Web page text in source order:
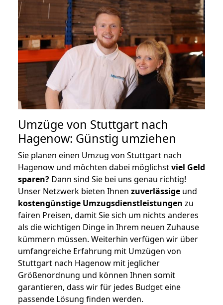
Umzüge von Stuttgart nach
Hagenow: Günstig umziehen
Sie planen einen Umzug von Stuttgart nach
Hagenow und möchten dabei möglichstviel Geld
sparen? Dann sind Sie bei uns genau richtig!
Unser Netzwerk bieten Ihnen zuverlässige und
kostengünstige Umzugsdienstleistungen zu
fairen Preisen, damit Sie sich um nichts anderes
als die wichtigen Dinge in Ihrem neuen Zuhause
kümmern müssen. Weiterhin verfügen wir über
umfangreiche Erfahrung mit Umzügen von
Stuttgart nach Hagenow mit jeglicher
Größenordnung und können Ihnen somit
garantieren, dass wir für jedes Budget eine
passende Lösung finden werden.